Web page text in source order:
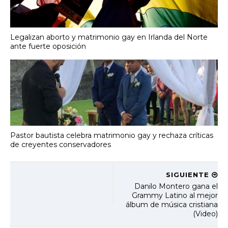
Legalizan aborto y matrimonio gay en Irlanda del Norte
ante fuerte oposición
Pastor bautista celebra matrimonio gay y rechaza críticas
de creyentes conservadores
SIGUIENTE
Danilo Montero gana el
Grammy Latino al mejor
álbum de música cristiana
(Video)